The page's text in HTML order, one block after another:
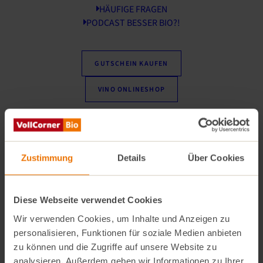
Zustimmung Details Über Cookies
Diese Webseite verwendet Cookies
Wir verwenden Cookies, um Inhalte und Anzeigen zu
personalisieren, Funktionen für soziale Medien anbieten
zu können und die Zugriffe auf unsere Website zu
analysieren. Außerdem geben wir Informationen zu Ihrer
HÄUFIGE FRAGEN
PODCAST BESSER BIO?!
GUTSCHEIN KAUFEN
VINO ONLINESHOP
Liebe KundInnen,
Schnee und Kälte stellen auch unsere
Wegen des extremen Wintereinbruchs sind dort
Gemüsekulturenin Gewächshäusernerfroren.
Wir bitten um Verständnis, dass dies zeitweise zu